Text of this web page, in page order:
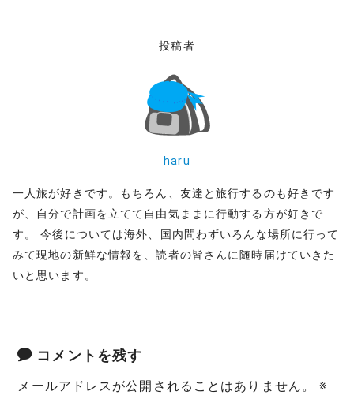
e
b
o
o
k
投稿者
haru
一人旅が好きです。もちろん、友達と旅行するのも好きです
が、自分で計画を立てて自由気ままに行動する方が好きで
す。 今後については海外、国内問わずいろんな場所に行って
みて現地の新鮮な情報を、読者の皆さんに随時届けていきた
いと思います。
コメントを残す
メールアドレスが公開されることはありません。
※